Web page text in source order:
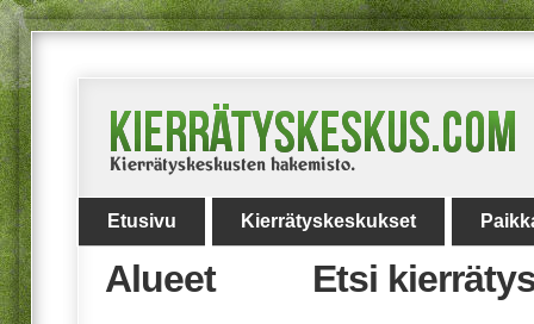
Etusivu Kierrätyskeskukset
Etsi
Alueet